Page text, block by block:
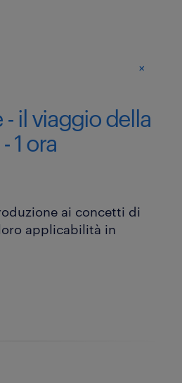
+
il viaggio della
1 ora
ai concetti di
applicabilità in